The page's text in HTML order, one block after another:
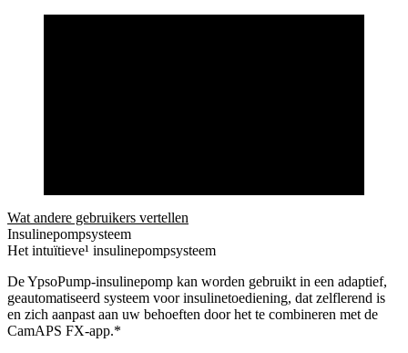
Wat andere gebruikers vertellen
Insulinepompsysteem
Het intuïtieve¹ insulinepompsysteem
De YpsoPump-insulinepomp kan worden gebruikt in een adaptief,
geautomatiseerd systeem voor insulinetoediening, dat zelflerend is
en zich aanpast aan uw behoeften door het te combineren met de
CamAPS FX-app.*